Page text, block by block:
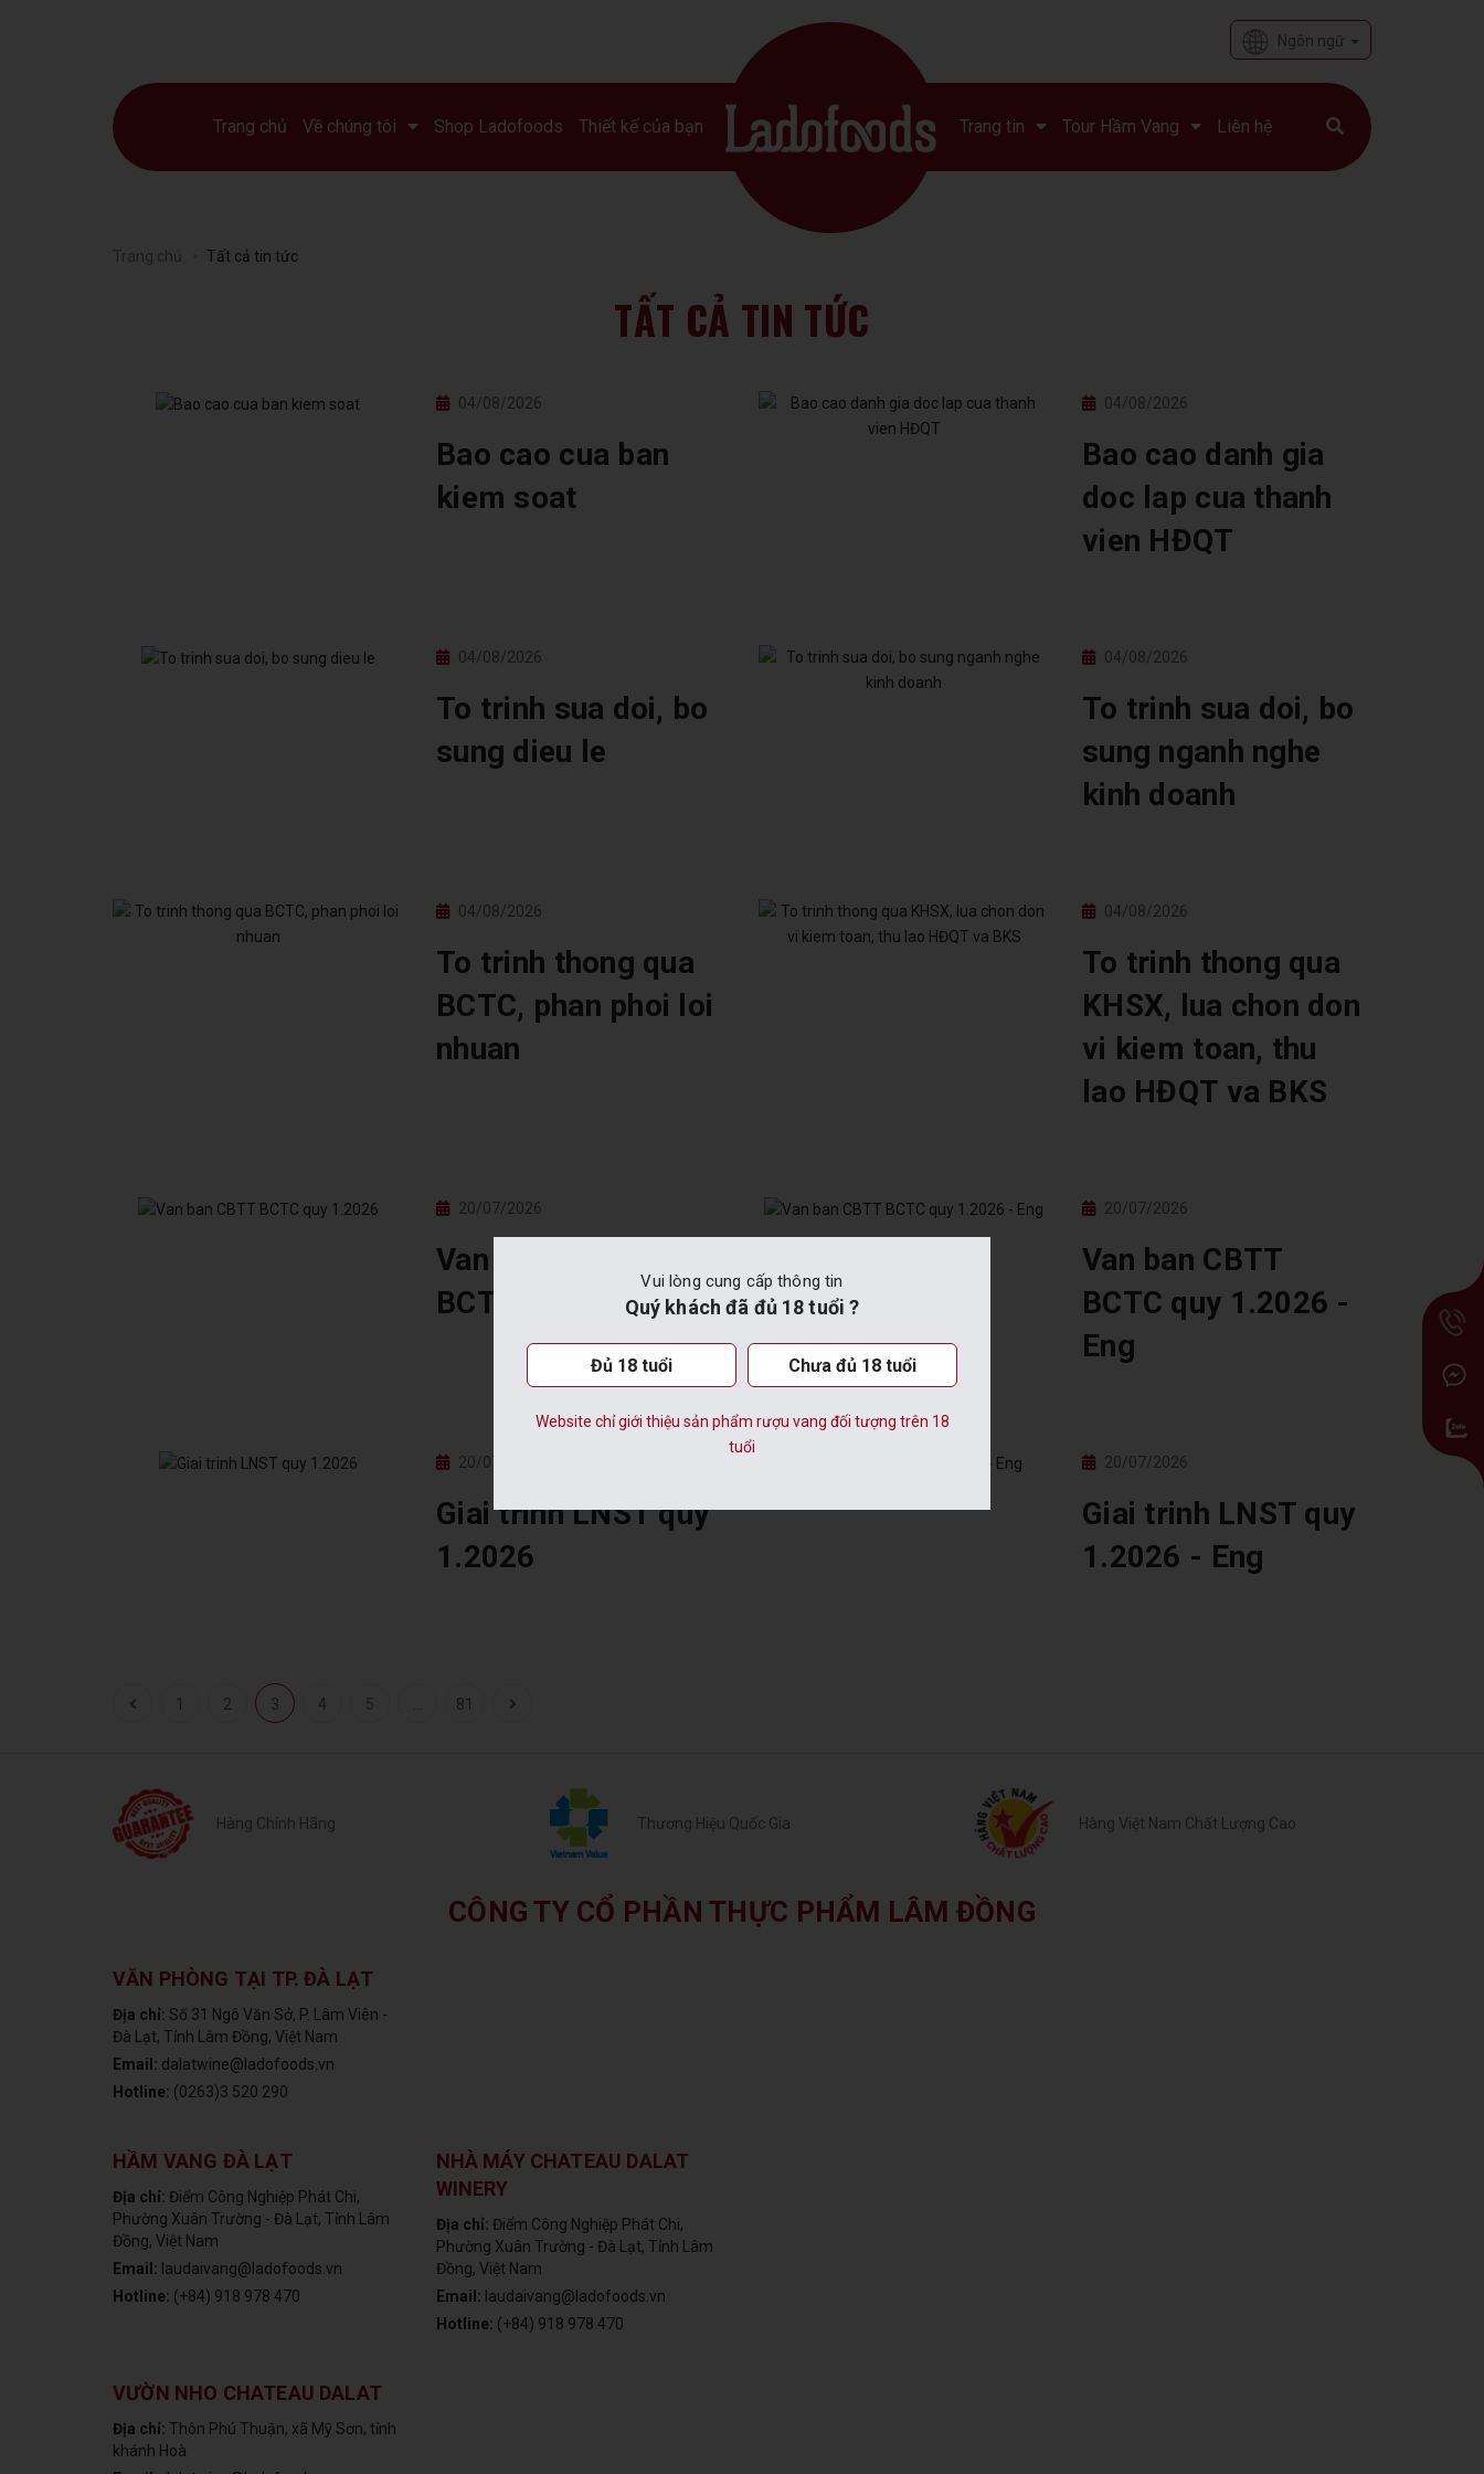
Ngôn ngữ
Trang chủ Về chúng tôi Shop Ladofoods Thiết kế của bạn Trang tin Tour Hầm Vang Liên hệ
Trang chủ Tất cả tin tức
TẤT CẢ TIN TỨC
04/08/2026
Bao cao cua ban
kiem soat
04/08/2026
Bao cao danh gia
doc lap cua thanh
vien HĐQT
04/08/2026
To trinh sua doi, bo
sung dieu le
04/08/2026
To trinh sua doi, bo
sung nganh nghe
kinh doanh
04/08/2026
To trinh thong qua
BCTC, phan phoi loi
nhuan
04/08/2026
To trinh thong qua
KHSX, lua chon don
vi kiem toan, thu
lao HĐQT va BKS
20/07/2026
Van ban CBTT
BCTC quy 1.2026
20/07/2026
Van ban CBTT
BCTC quy 1.2026 -
Eng
20/07/2026
Giai trinh LNST quy
1.2026
20/07/2026
Giai trinh LNST quy
1.2026 - Eng
1 2 3 4 5 81
Hàng Chính Hãng Thương Hiệu Quốc Gia Hàng Việt Nam Chất Lượng Cao
CÔNG TY CỔ PHẦN THỰC PHẨM LÂM ĐỒNG
VĂN PHÒNG TẠI TP. ĐÀ LẠT
Địa chỉ: Số 31 Ngô Văn Sở, P. Lâm Viên -
Đà Lạt, Tỉnh Lâm Đồng, Việt Nam
Email: dalatwine@ladofoods.vn
Hotline: (0263)3 520 290
HẦM VANG ĐÀ LẠT
Địa chỉ: Điểm Công Nghiệp Phát Chi,
Phường Xuân Trường - Đà Lạt, Tỉnh Lâm
Đồng, Việt Nam
Email: laudaivang@ladofoods.vn
Hotline: (+84) 918 978 470
NHÀ MÁY CHATEAU DALAT
WINERY
Địa chỉ: Điểm Công Nghiệp Phát Chi,
Phường Xuân Trường - Đà Lạt, Tỉnh Lâm
Đồng, Việt Nam
Email: laudaivang@ladofoods.vn
Hotline: (+84) 918 978 470
VƯỜN NHO CHATEAU DALAT
Địa chỉ: Thôn Phú Thuận, xã Mỹ Sơn, tỉnh
khánh Hoà
Vui lòng cung cấp thông tin
Quý khách đã đủ 18 tuổi ?
Đủ 18 tuổi Chưa đủ 18 tuổi
Website chỉ giới thiệu sản phẩm rượu vang đối tượng trên 18
tuổi